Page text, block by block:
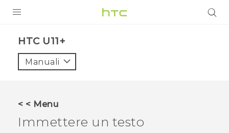
VIVE
HTC U11+‎
Manuali
< < Menu
Immettere un testo